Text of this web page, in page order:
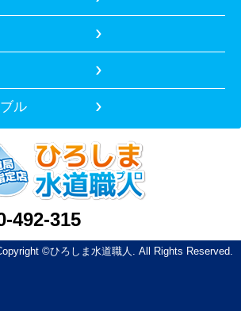
ル
492-315
©ひろしま水道職人. All Rights Reserved.